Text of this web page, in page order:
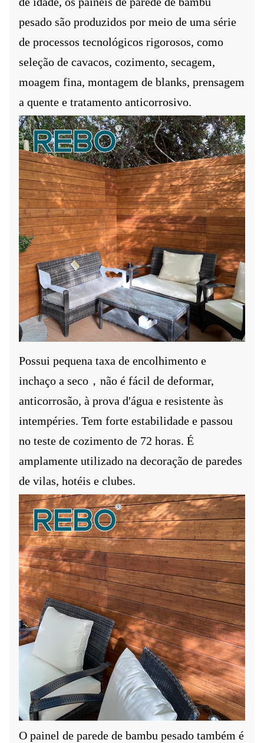
pesado são produzidos por meio de uma série
de processos tecnológicos rigorosos, como
seleção de cavacos, cozimento, secagem,
moagem fina, montagem de blanks, prensagem
a quente e tratamento anticorrosivo.
Possui pequena taxa de encolhimento e
inchaço a seco ， não é fácil de deformar,
anticorrosão, à prova d'água e resistente às
intempéries. Tem forte estabilidade e passou
no teste de cozimento de 72 horas. É
amplamente utilizado na decoração de paredes
de vilas, hotéis e clubes.
O painel de parede de bambu pesado também é